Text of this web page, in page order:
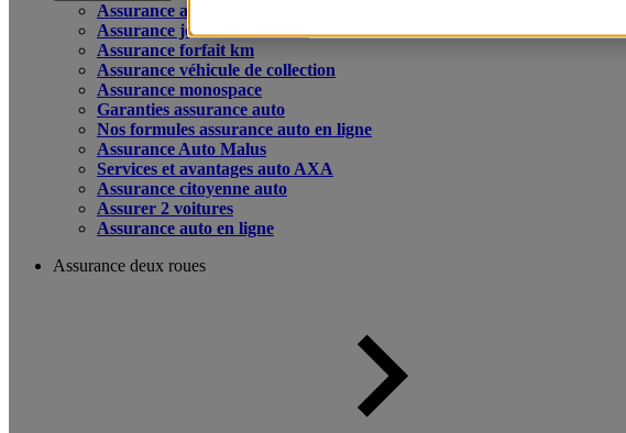
Assurance auto
Assurance jeune conducteur
Assurance forfait km
Assurance véhicule de collection
Assurance monospace
Garanties assurance auto
Nos formules assurance auto en ligne
Assurance Auto Malus
Services et avantages auto AXA
Assurance citoyenne auto
Assurer 2 voitures
Assurance auto en ligne
Assurance deux roues